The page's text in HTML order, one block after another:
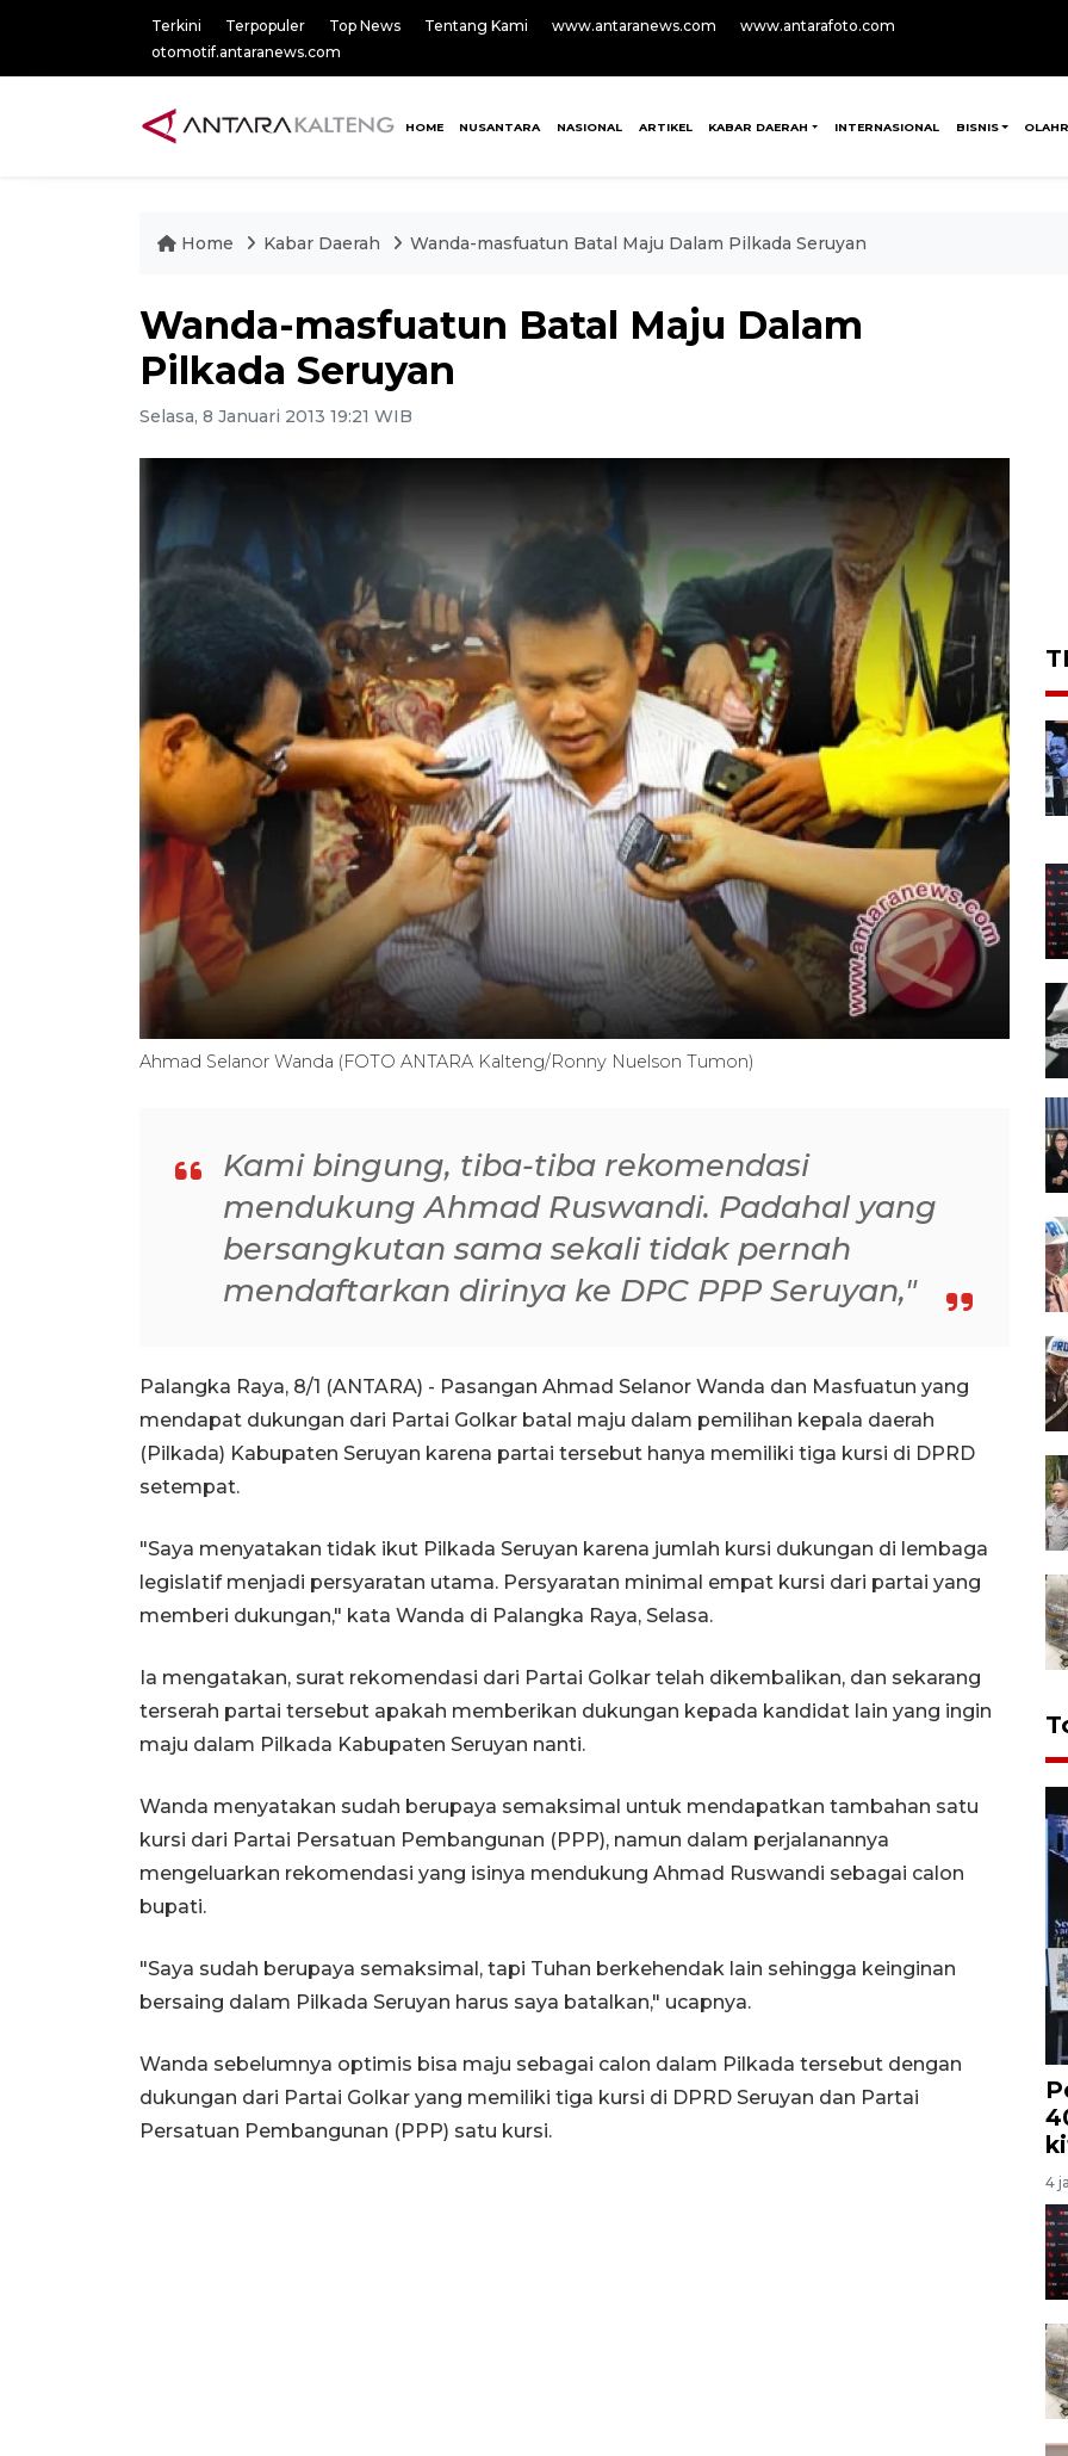
Terkini Terpopuler Top News Tentang Kami www.antaranews.com
www.antarafoto.com
otomotif.antaranews.com
HOME NUSANTARA NASIONAL ARTIKEL KABAR DAERAH INTERNASIONAL BISNIS
Home Kabar Daerah Wanda-masfuatun Batal Maju Dalam Pilkada Seruyan
Wanda-masfuatun Batal Maju Dalam
Pilkada Seruyan
Selasa, 8 Januari 2013 19:21 WIB
Ahmad Selanor Wanda (FOTO ANTARA Kalteng/Ronny Nuelson Tumon)
Kami bingung, tiba-tiba rekomendasi
mendukung Ahmad Ruswandi. Padahal yang
bersangkutan sama sekali tidak pernah
mendaftarkan dirinya ke DPC PPP Seruyan,"
Palangka Raya, 8/1 (ANTARA) - Pasangan Ahmad Selanor Wanda dan Masfuatun yang
mendapat dukungan dari Partai Golkar batal maju dalam pemilihan kepala daerah
(Pilkada) Kabupaten Seruyan karena partai tersebut hanya memiliki tiga kursi di DPRD
setempat.
"Saya menyatakan tidak ikut Pilkada Seruyan karena jumlah kursi dukungan di lembaga
legislatif menjadi persyaratan utama. Persyaratan minimal empat kursi dari partai yang
memberi dukungan," kata Wanda di Palangka Raya, Selasa.
Ia mengatakan, surat rekomendasi dari Partai Golkar telah dikembalikan, dan sekarang
terserah partai tersebut apakah memberikan dukungan kepada kandidat lain yang ingin
maju dalam Pilkada Kabupaten Seruyan nanti.
Wanda menyatakan sudah berupaya semaksimal untuk mendapatkan tambahan satu
kursi dari Partai Persatuan Pembangunan (PPP), namun dalam perjalanannya
mengeluarkan rekomendasi yang isinya mendukung Ahmad Ruswandi sebagai calon
bupati.
"Saya sudah berupaya semaksimal, tapi Tuhan berkehendak lain sehingga keinginan
bersaing dalam Pilkada Seruyan harus saya batalkan," ucapnya.
Wanda sebelumnya optimis bisa maju sebagai calon dalam Pilkada tersebut dengan
dukungan dari Partai Golkar yang memiliki tiga kursi di DPRD Seruyan dan Partai
Persatuan Pembangunan (PPP) satu kursi.
4